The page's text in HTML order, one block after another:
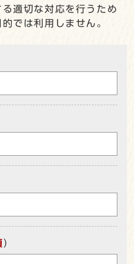
適切な対応を行うため
では利用しません。
）